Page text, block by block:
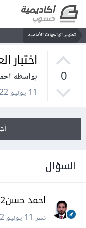
تطوير الواجهات الأمامية
0
اختبار
بواسطة
11 يونيو 2022
السؤال
احمد حسن42
نشر11 يونيو 2022